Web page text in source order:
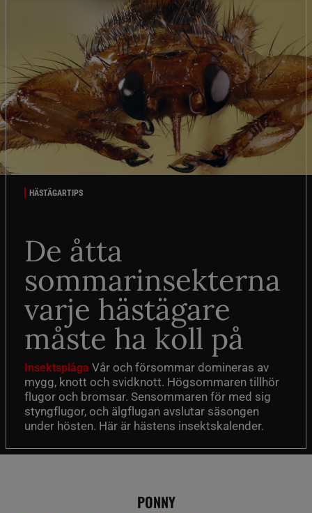
HÄSTÄGARTIPS
De åtta
sommarinsekterna
varje hästägare
måste ha koll på
Insektsplåga Vår och försommar domineras av
mygg, knott och svidknott. Högsommaren tillhör
flugor och bromsar. Sensommaren för med sig
styngflugor, och älgflugan avslutar säsongen
under hösten. Här är hästens insektskalender.
PONNY